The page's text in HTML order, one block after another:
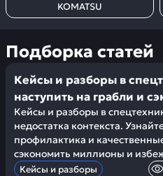
KOMATSU
Подборка статей
Кейсы и разборы в
наступить на грабли и
Кейсы и разборы в
недостатка контекста.
профилактика и
сэкономить миллионы и
Кейсы и разборы